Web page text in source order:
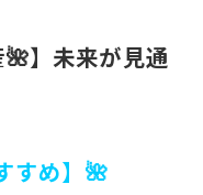
】未来が見通
すめ】🌺